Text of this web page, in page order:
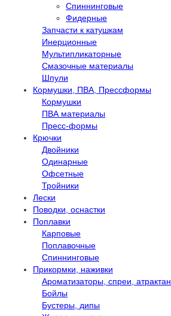
Спиннинговые
Фидерные
Запчасти к катушкам
Инерционные
Мультипликаторные
Смазочные материалы
Шпули
Кормушки, ПВА, Прессформы
Кормушки
ПВА материалы
Пресс-формы
Крючки
Двойники
Одинарные
Офсетные
Тройники
Лески
Поводки, оснастки
Поплавки
Карповые
Поплавочные
Спиннинговые
Прикормки, наживки
Ароматизаторы, спреи,
Бойлы
Бустеры, дипы